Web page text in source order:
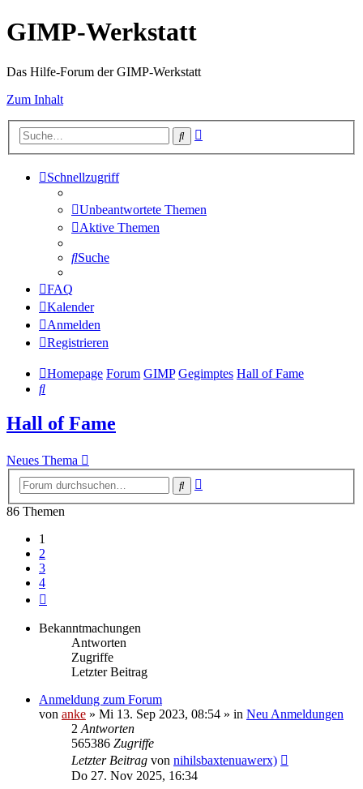
GIMP-Werkstatt
Das Hilfe-Forum der GIMP-Werkstatt
Zum Inhalt
Suche
Schnellzugriff
Unbeantwortete Themen
Aktive Themen
Suche
FAQ
Kalender
Anmelden
Registrieren
Homepage Forum GIMP Gegimptes Hall of Fame
Suche
Hall of Fame
Neues Thema
Suche
86 Themen
1
2
3
4
Bekanntmachungen
Antworten
Zugriffe
Letzter Beitrag
Anmeldung zum Forum
von anke » Mi 13. Sep 2023, 08:54 » in Neu Anmeldungen
2 Antworten
565386 Zugriffe
Letzter Beitrag von nihilsbaxtenuawerx)
Do 27. Nov 2025, 16:34